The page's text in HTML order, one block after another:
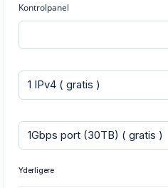
Kontrolpanel
Yderligere